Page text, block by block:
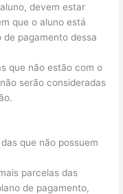
devem estar
que o aluno está
pagamento dessa
que não estão com o
serão consideradas
que não possuem
parcelas das
de pagamento,